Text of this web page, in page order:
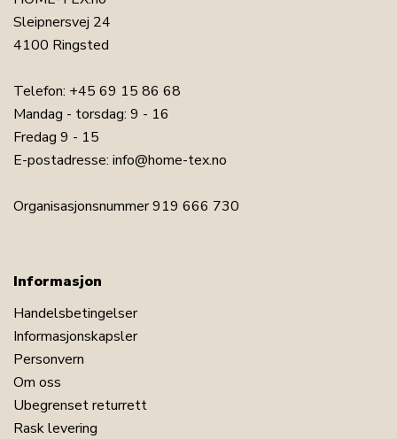
Sleipnersvej 24
4100 Ringsted
Telefon: +45 69 15 86 68
Mandag - torsdag: 9 - 16
Fredag 9 - 15
E-postadresse: info@home-tex.no
Organisasjonsnummer 919 666 730
Informasjon
Handelsbetingelser
Informasjonskapsler
Personvern
Om oss
Ubegrenset returrett
Rask levering